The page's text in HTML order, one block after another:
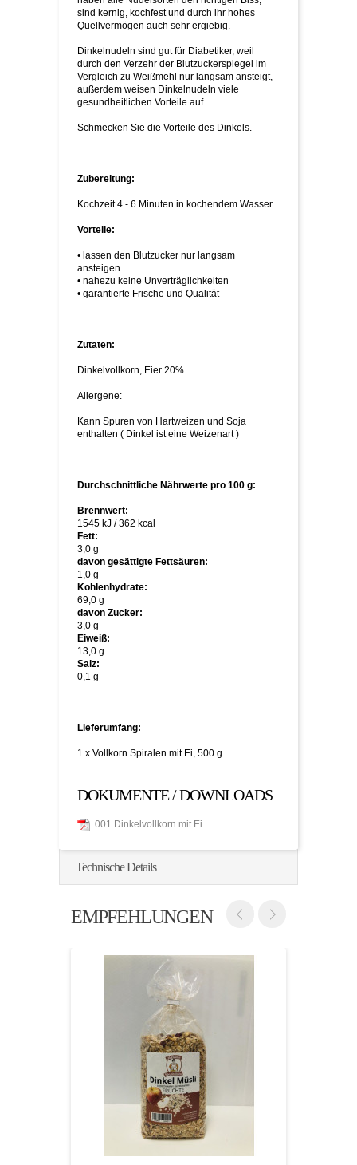
sind kernig, kochfest und durch ihr hohes
Quellvermögen auch sehr ergiebig.
Dinkelnudeln sind gut für Diabetiker, weil
durch den Verzehr der Blutzuckerspiegel im
Vergleich zu Weißmehl nur langsam ansteigt,
außerdem weisen Dinkelnudeln viele
gesundheitlichen Vorteile auf.
Schmecken Sie die Vorteile des Dinkels.
Zubereitung:
Kochzeit 4 - 6 Minuten in kochendem Wasser
Vorteile:
• lassen den Blutzucker nur langsam
ansteigen
• nahezu keine Unverträglichkeiten
• garantierte Frische und Qualität
Zutaten:
Dinkelvollkorn, Eier 20%
Allergene:
Kann Spuren von Hartweizen und Soja
enthalten ( Dinkel ist eine Weizenart )
Durchschnittliche Nährwerte pro 100 g:
Brennwert:
1545 kJ / 362 kcal
Fett:
3,0 g
davon gesättigte Fettsäuren:
1,0 g
Kohlenhydrate:
69,0 g
davon Zucker:
3,0 g
Eiweiß:
13,0 g
Salz:
0,1 g
Lieferumfang:
1 x Vollkorn Spiralen mit Ei, 500 g
DOKUMENTE / DOWNLOADS
001 Dinkelvollkorn mit Ei
Technische Details
EMPFEHLUNGEN